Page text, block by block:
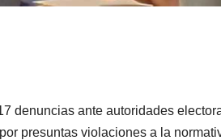
denuncias ante autoridades
presuntas violaciones a la